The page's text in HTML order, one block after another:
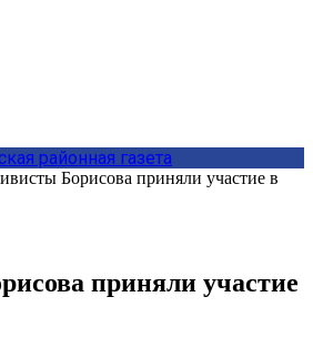
районная газета
Борисова приняли участие в
приняли участие